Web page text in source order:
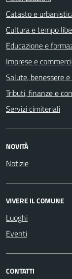
Catasto e
Cultura e tempo
Educazione e
Imprese e
Salute, benessere
Tributi, finanze e
Servizi cimiteriali
NOVITÀ
Notizie
VIVERE IL COMUNE
Luoghi
Eventi
CONTATTI